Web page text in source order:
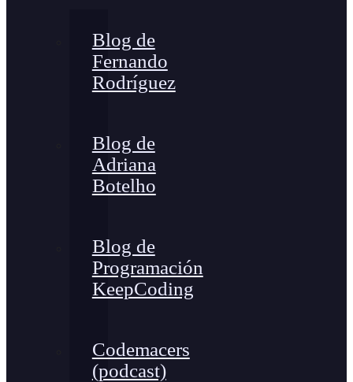
Blog de
Fernando
Rodríguez
Blog de
Adriana
Botelho
Blog de
Programación
KeepCoding
Codemacers
(podcast)